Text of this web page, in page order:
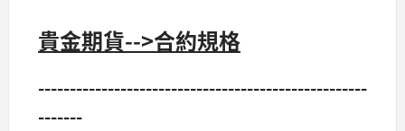
貴金期貨-->合約規格
----------------------------------------------------
-------